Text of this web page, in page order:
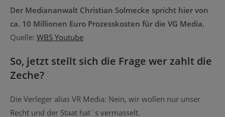
Der Mediananwalt Christian Solmecke spricht hier von
ca. 10 Millionen Euro Prozesskosten für die VG Media.
Quelle: WBS Youtube
So, jetzt stellt sich die Frage wer zahlt die
Zeche?
Die Verleger alias VR Media: Nein, wir wollen nur unser
Recht und der Staat hat´s vermasselt.